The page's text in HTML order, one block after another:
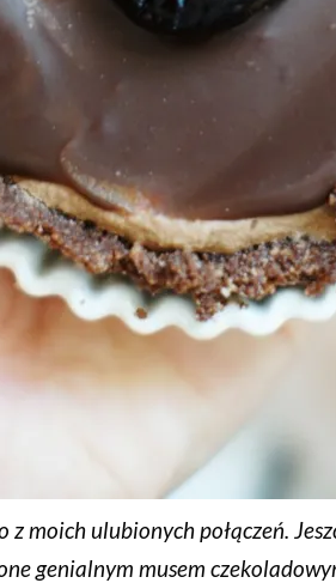
moich ulubionych połączeń.
genialnym musem